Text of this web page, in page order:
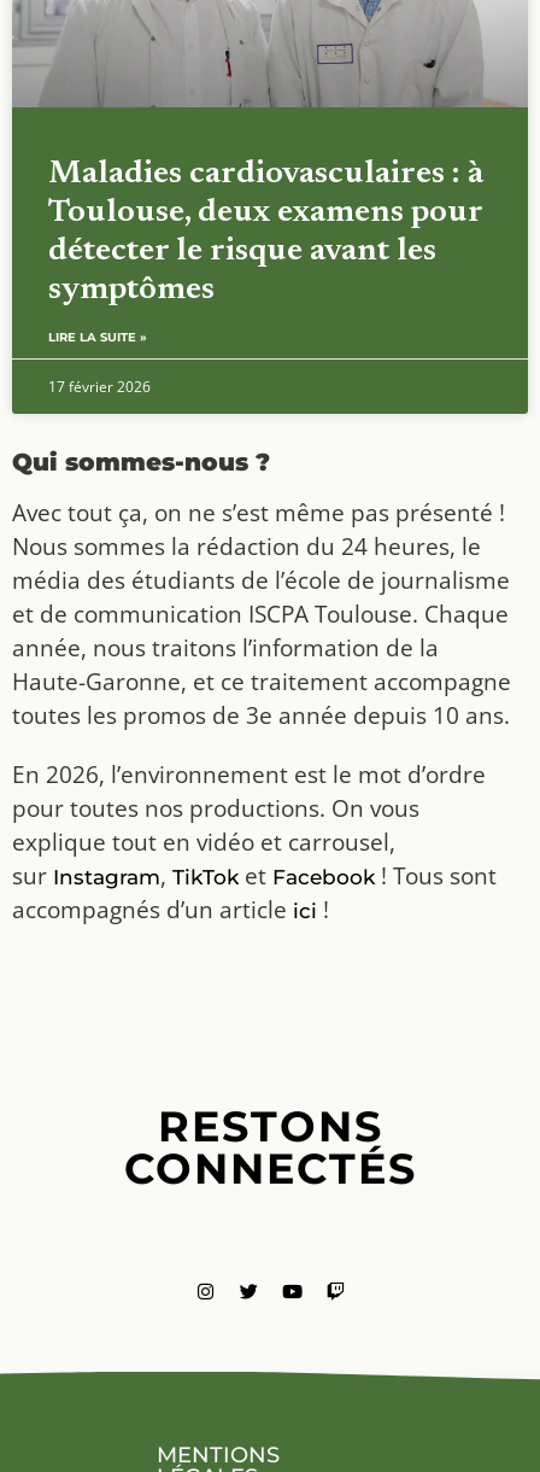
Maladies cardiovasculaires : à
Toulouse, deux examens pour
détecter le risque avant les
symptômes
LIRE LA SUITE »
17 février 2026
Qui sommes-nous ?
Avec tout ça, on ne s’est même pas présenté !
Nous sommes la rédaction du 24 heures, le
média des étudiants de l’école de journalisme
et de communication ISCPA Toulouse. Chaque
année, nous traitons l’information de la
Haute-Garonne, et ce traitement accompagne
toutes les promos de 3e année depuis 10 ans.
En 2026, l’environnement est le mot d’ordre
pour toutes nos productions. On vous
explique tout en vidéo et carrousel,
sur Instagram, TikToket Facebook! Tous sont
accompagnés d’un article ici !
RESTONS
CONNECTÉS
MENTIONS